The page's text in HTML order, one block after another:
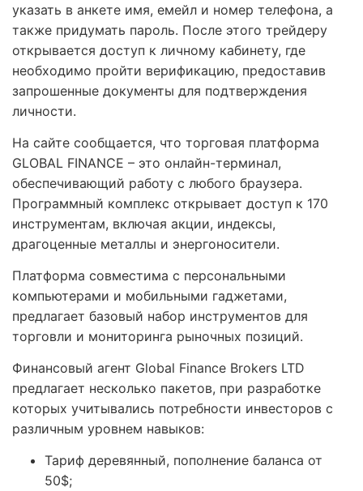
указать в анкете имя, емейл и номер телефона, а
также придумать пароль. После этого трейдеру
открывается доступ к личному кабинету, где
необходимо пройти верификацию, предоставив
запрошенные документы для подтверждения
личности.
На сайте сообщается, что торговая платформа
GLOBAL FINANCE – это онлайн-терминал,
обеспечивающий работу с любого браузера.
Программный комплекс открывает доступ к 170
инструментам, включая акции, индексы,
драгоценные металлы и энергоносители.
Платформа совместима с персональными
компьютерами и мобильными гаджетами,
предлагает базовый набор инструментов для
торговли и мониторинга рыночных позиций.
Финансовый агент Global Finance Brokers LTD
предлагает несколько пакетов, при разработке
которых учитывались потребности инвесторов с
различным уровнем навыков:
Тариф деревянный, пополнение баланса от
50$;